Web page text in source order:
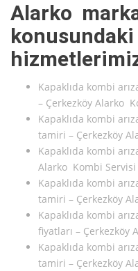
Alarko
konusundaki
Kapaklıda kombi
– Çerkezköy Alarko
Kapaklıda kombi
tamiri – Çerkezköy
Kapaklıda kombi
Alarko Kombi Servisi
Kapaklıda kombi
tamiri – Çerkezköy
Kapaklıda kombi
fiyatları – Çerkezköy
Kapaklıda kombi
tamiri – Çerkezköy